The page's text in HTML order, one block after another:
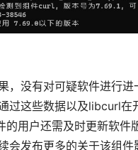
，没有对可疑软件进行
过这些数据以及libcurl
用户还需及时更新软件
会发布更多的关于该组